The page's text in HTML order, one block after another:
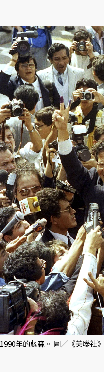
1990年的藤森。 圖／《美聯社》